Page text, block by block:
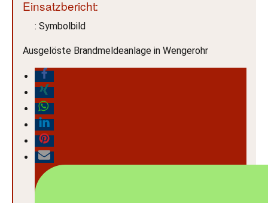
Einsatzbericht:
: Symbolbild
Ausgelöste Brandmeldeanlage in Wengerohr